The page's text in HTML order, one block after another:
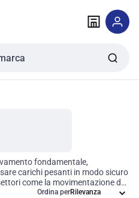
fondamentale,
carichi pesanti in modo sicuro
come la movimentazione dei
manutenzione, i hoist possono
Ordina per